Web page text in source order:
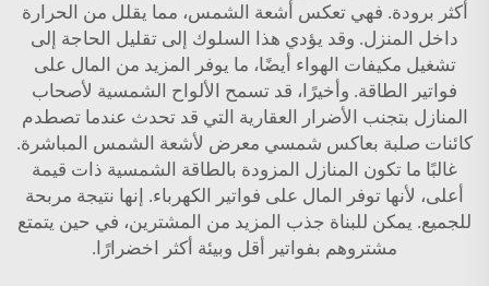
أكثر برودة. فهي تعكس أشعة الشمس، مما يقلل من الحرارة
داخل المنزل. وقد يؤدي هذا السلوك إلى تقليل الحاجة إلى
تشغيل مكيفات الهواء أيضًا، ما يوفر المزيد من المال على
فواتير الطاقة. وأخيرًا، قد تسمح الألواح الشمسية لأصحاب
المنازل بتجنب الأضرار العقارية التي قد تحدث عندما تصطدم
كائنات صلبة بعاكس شمسي معرض لأشعة الشمس المباشرة.
غالبًا ما تكون المنازل المزودة بالطاقة الشمسية ذات قيمة
أعلى، لأنها توفر المال على فواتير الكهرباء. إنها نتيجة مربحة
للجميع. يمكن للبناة جذب المزيد من المشترين، في حين يتمتع
مشتروهم بفواتير أقل وبيئة أكثر اخضرارًا.